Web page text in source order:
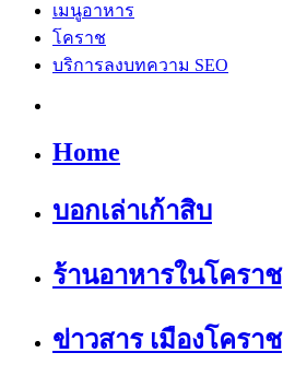
เมนูอาหาร
โคราช
บริการลงบทความ SEO
Home
บอกเล่าเก้าสิบ
ร้านอาหารในโคราช
ข่าวสาร เมืองโคราช